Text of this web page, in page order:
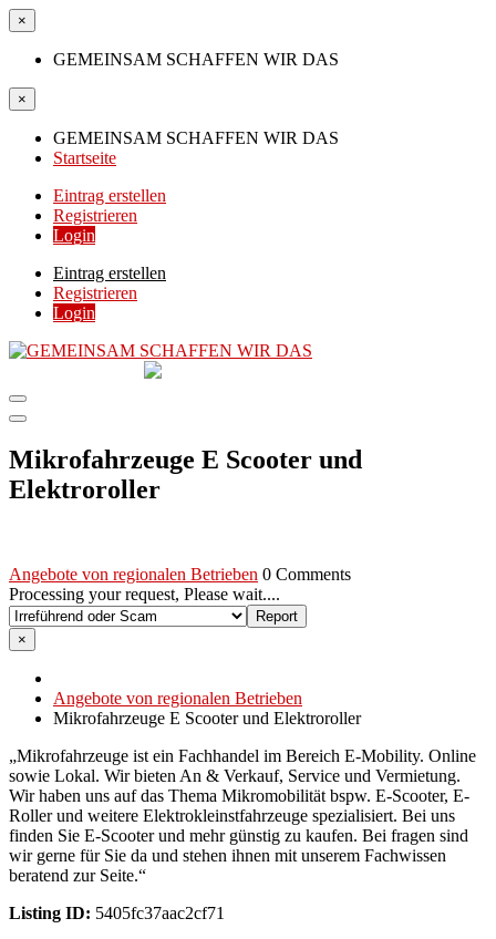
×
GEMEINSAM SCHAFFEN WIR DAS
×
GEMEINSAM SCHAFFEN WIR DAS
Startseite
Eintrag erstellen
Registrieren
Login
Eintrag erstellen
Registrieren
Login
Mikrofahrzeuge E Scooter und
Elektroroller
Angebote von regionalen Betrieben 0 Comments
Processing your request, Please wait....
×
Angebote von regionalen Betrieben
Mikrofahrzeuge E Scooter und Elektroroller
„Mikrofahrzeuge ist ein Fachhandel im Bereich E-Mobility. Online
sowie Lokal. Wir bieten An & Verkauf, Service und Vermietung.
Wir haben uns auf das Thema Mikromobilität bspw. E-Scooter, E-
Roller und weitere Elektrokleinstfahrzeuge spezialisiert. Bei uns
finden Sie E-Scooter und mehr günstig zu kaufen. Bei fragen sind
wir gerne für Sie da und stehen ihnen mit unserem Fachwissen
beratend zur Seite.“
Listing ID: 5405fc37aac2cf71